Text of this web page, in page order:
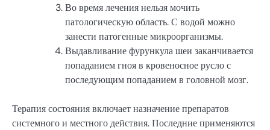
Во время лечения нельзя мочить
патологическую область. С водой можно
занести патогенные микроорганизмы.
Выдавливание фурункула шеи заканчивается
попаданием гноя в кровеносное русло с
последующим попаданием в головной мозг.
Терапия состояния включает назначение препаратов
системного и местного действия. Последние применяются